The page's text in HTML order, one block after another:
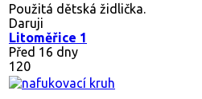
Použitá dětská židlička.
Daruji
Litoměřice 1
Před 16 dny
120